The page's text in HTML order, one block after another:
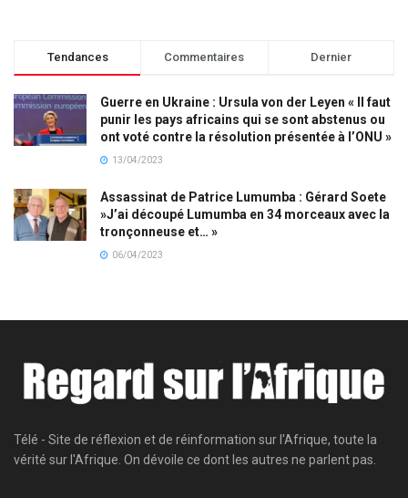
Tendances Commentaires Dernier
Guerre en Ukraine : Ursula von der Leyen « Il faut
punir les pays africains qui se sont abstenus ou
ont voté contre la résolution présentée à l’ONU »
13/04/2023
Assassinat de Patrice Lumumba : Gérard Soete
»J’ai découpé Lumumba en 34 morceaux avec la
tronçonneuse et… »
06/04/2023
Télé - Site de réflexion et de réinformation sur l'Afrique, toute la
vérité sur l'Afrique. On dévoile ce dont les autres ne parlent pas.